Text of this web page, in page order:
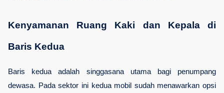
Kenyamanan Ruang Kaki dan Kepala di
Baris Kedua
Baris kedua adalah singgasana utama bagi penumpang
dewasa. Pada sektor ini kedua mobil sudah menawarkan opsi